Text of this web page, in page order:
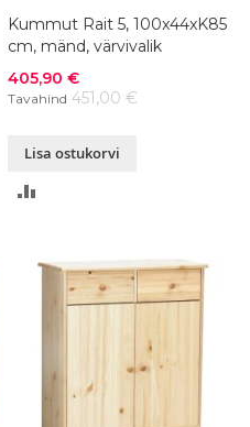
Kummut Rait 5, 100x44xK85
cm, mänd, värvivalik
Soodushind
405,90 €
Tavahind 451,00 €
Lisa ostukorvi